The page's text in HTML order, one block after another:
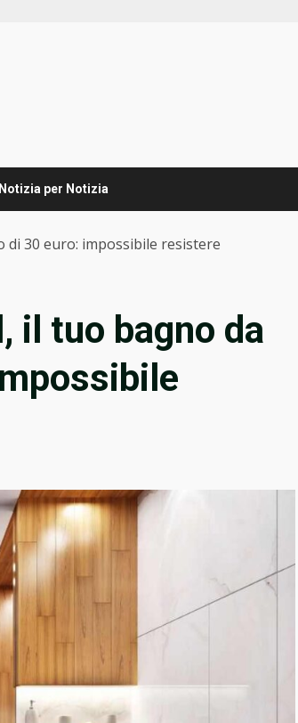
Notizia per Notizia
di 30 euro: impossibile resistere
il tuo bagno da